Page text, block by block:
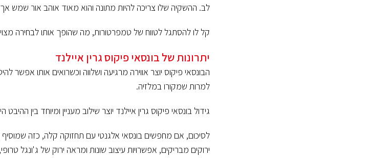
לב. ההשקיה שלו צריכה להיות מתונה והוא מאוד אוהב אור שמש
קל לו להסתגל לטווח של טמפרטורות, מה שהופך אותו לבחירה
יתרונות של בונסאי פיקוס גרין איילנד
הבונסאי פיקוס יוצר אווירה מרגיעה ושלווה וכשרואים אותו
למרות שמקורו במלזיה.
גידול בונסאי פיקוס גרין איילנד יוצר שילוב מעניין ומיוחד בין
לסיכום, אם מחפשים בונסאי אלגנטי עם תחזוקה קלה, כזה שמוסיף
ירוקים מבריקים, אפשרויות עיצוב שונות ומראה ירוק של ג'ונגל